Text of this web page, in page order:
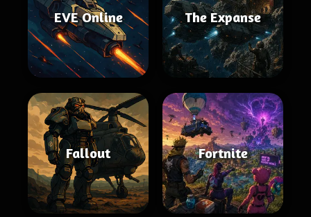
EVE Online The Expanse
Fallout Fortnite